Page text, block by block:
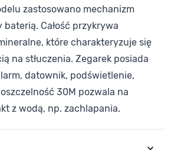
zastosowano mechanizm
Całość przykrywa
które charakteryzuje się
na stłuczenia. Zegarek posiada
datownik, podświetlenie,
30M pozwala na
z wodą, np. zachlapania.